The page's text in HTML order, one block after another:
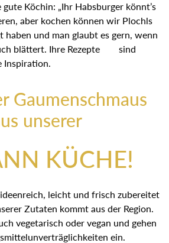
Köchin: „Ihr Habsburger könnt’s
aber kochen können wir Plochls
haben und man glaubt es gern, wenn
blättert. Ihre Rezepte sind
Inspiration.
Gaumenschmaus
unserer
KÜCHE!
leicht und frisch zubereitet
Zutaten kommt aus der Region.
vegetarisch oder vegan und gehen
ein.